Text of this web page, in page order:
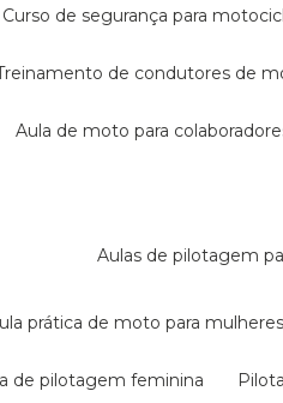
curso de segurança para
treinamento de condutores de
aula de moto para
aulas de pilotagem
aula prática de moto para mulheres
de pilotagem feminina